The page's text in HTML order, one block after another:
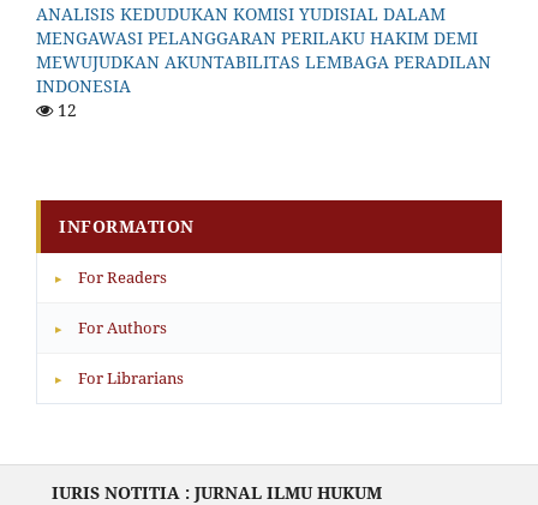
ANALISIS KEDUDUKAN KOMISI YUDISIAL DALAM
MENGAWASI PELANGGARAN PERILAKU HAKIM DEMI
MEWUJUDKAN AKUNTABILITAS LEMBAGA PERADILAN
INDONESIA
12
INFORMATION
▸ For Readers
▸ For Authors
▸ For Librarians
IURIS NOTITIA : JURNAL ILMU HUKUM